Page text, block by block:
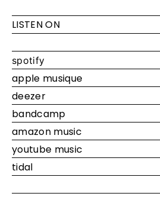
LISTEN ON
spotify
apple musique
deezer
bandcamp
amazon music
youtube music
tidal